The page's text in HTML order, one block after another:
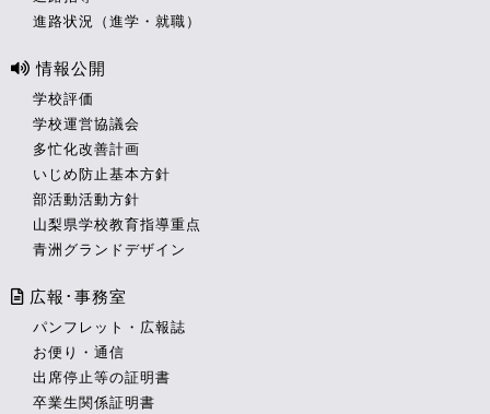
進路状況（進学・就職）
情報公開
学校評価
学校運営協議会
多忙化改善計画
いじめ防止基本方針
部活動活動方針
山梨県学校教育指導重点
青洲グランドデザイン
広報･事務室
パンフレット・広報誌
お便り・通信
出席停止等の証明書
卒業生関係証明書